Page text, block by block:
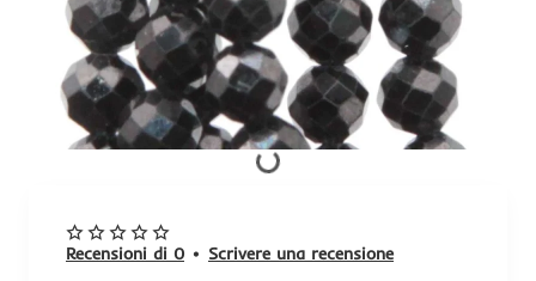
Recensioni di 0 • Scrivere una recensione